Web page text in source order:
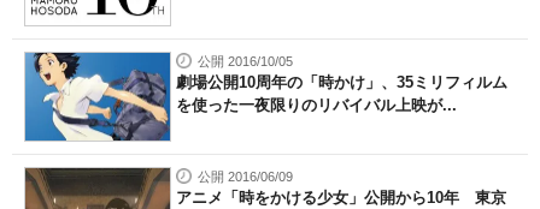
公開 2016/10/05
劇場公開10周年の「時かけ」、35ミリフィルム
を使った一夜限りのリバイバル上映が...
公開 2016/06/09
アニメ「時をかける少女」公開から10年 東京